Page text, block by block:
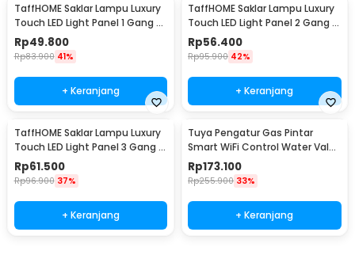
TaffHOME Saklar Lampu Luxury
Touch LED Light Panel 1 Gang -
AO-001
Rp49.800
Rp83.900 41%
+ Keranjang
TaffHOME Saklar Lampu Luxury
Touch LED Light Panel 2 Gang -
AO-001
Rp56.400
Rp95.900 42%
+ Keranjang
TaffHOME Saklar Lampu Luxury
Touch LED Light Panel 3 Gang -
AO-001
Rp61.500
Rp96.900 37%
+ Keranjang
Tuya Pengatur Gas Pintar
Smart WiFi Control Water Valve
Gas Controller - YB5
Rp173.100
Rp255.900 33%
+ Keranjang